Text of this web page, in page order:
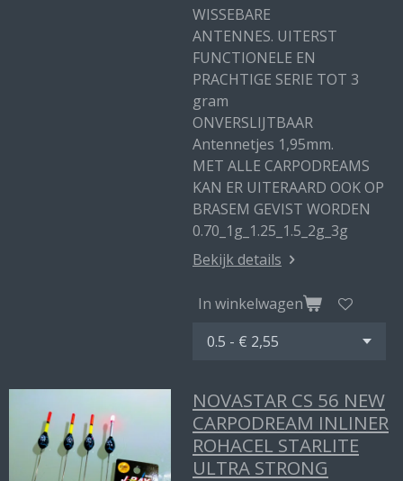
WISSEBARE
ANTENNES. UITERST
FUNCTIONELE EN
PRACHTIGE SERIE TOT 3
gram
ONVERSLIJTBAAR
Antennetjes 1,95mm.
MET ALLE CARPODREAMS
KAN ER UITERAARD OOK OP
BRASEM GEVIST WORDEN
0.70_1g_1.25_1.5_2g_3g
Bekijk details
In winkelwagen
NOVASTAR CS 56 NEW
CARPODREAM INLINER
ROHACEL STARLITE
ULTRA STRONG